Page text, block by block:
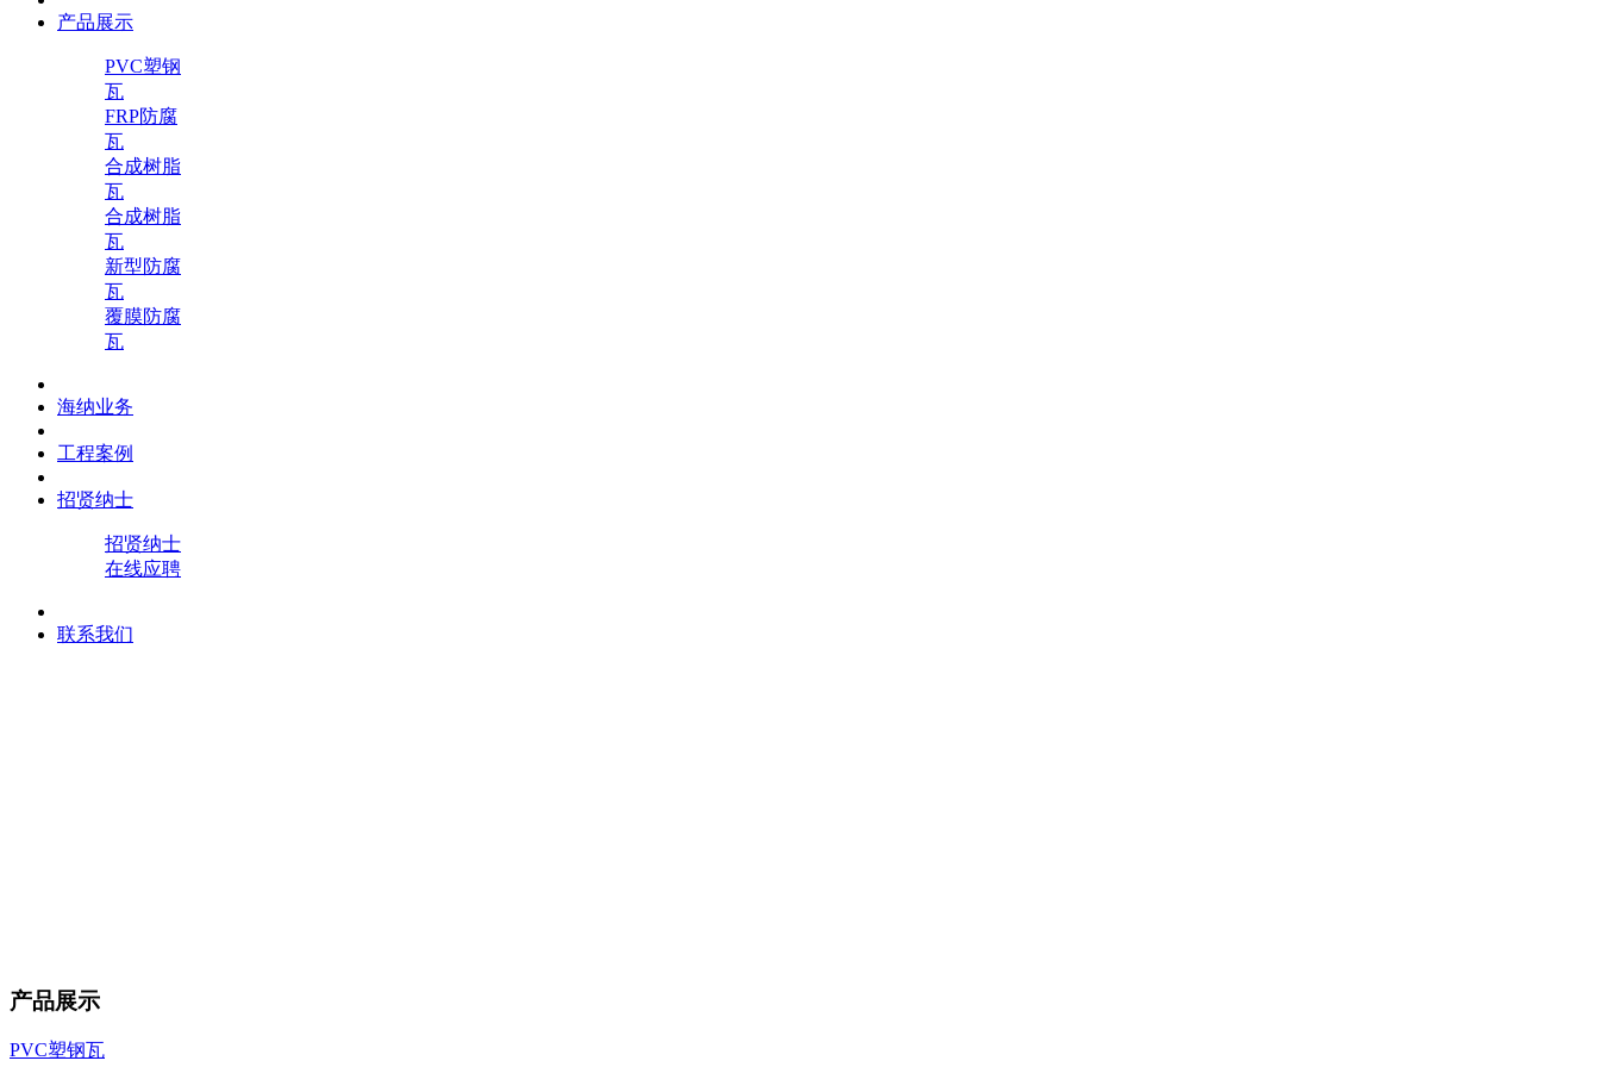
产品展示
PVC塑钢
瓦
FRP防腐
瓦
合成树脂
瓦
合成树脂
瓦
新型防腐
瓦
覆膜防腐
瓦
海纳业务
工程案例
招贤纳士
招贤纳士
在线应聘
联系我们
产品展示
PVC塑钢瓦